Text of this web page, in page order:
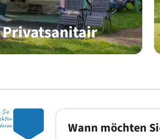
Privatsanitair
Sie
Wann möchten